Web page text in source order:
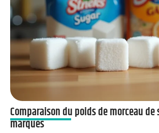
Comparaison du poids de morceau
marques